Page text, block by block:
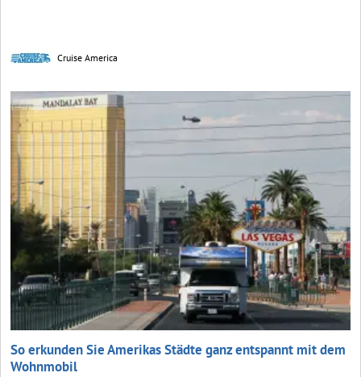
Cruise America
So erkunden Sie Amerikas Städte ganz entspannt mit dem
Wohnmobil